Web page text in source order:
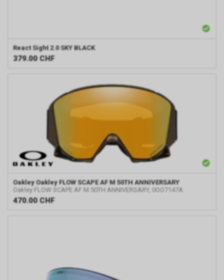
React Sight 2.0 SKY BLACK
379.00 CHF
Oakley Oakley FLOW SCAPE AF M 50TH ANNIVERSARY
Oakley FLOW SCAPE AF M 50TH ANNIVERSARY, 0OO7147A
470.00 CHF